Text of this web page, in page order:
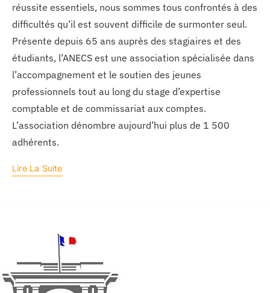
réussite essentiels, nous sommes tous confrontés à des
difficultés qu’il est souvent difficile de surmonter seul.
Présente depuis 65 ans auprès des stagiaires et des
étudiants, l’ANECS est une association spécialisée dans
l’accompagnement et le soutien des jeunes
professionnels tout au long du stage d’expertise
comptable et de commissariat aux comptes.
L’association dénombre aujourd’hui plus de 1 500
adhérents.
Lire La Suite